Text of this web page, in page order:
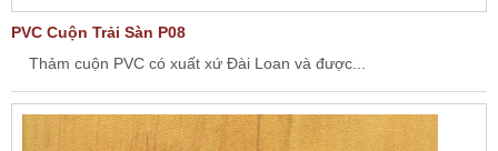
PVC Cuộn Trải Sàn P08
Thảm cuộn PVC có xuất xứ Đài Loan và được...